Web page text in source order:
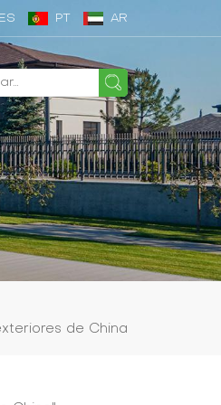
ES PT AR
de China